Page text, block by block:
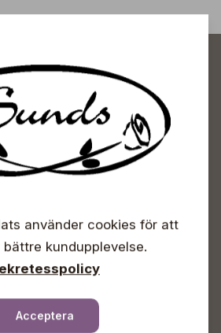
använder cookies för att
bättre kundupplevelse.
Acceptera